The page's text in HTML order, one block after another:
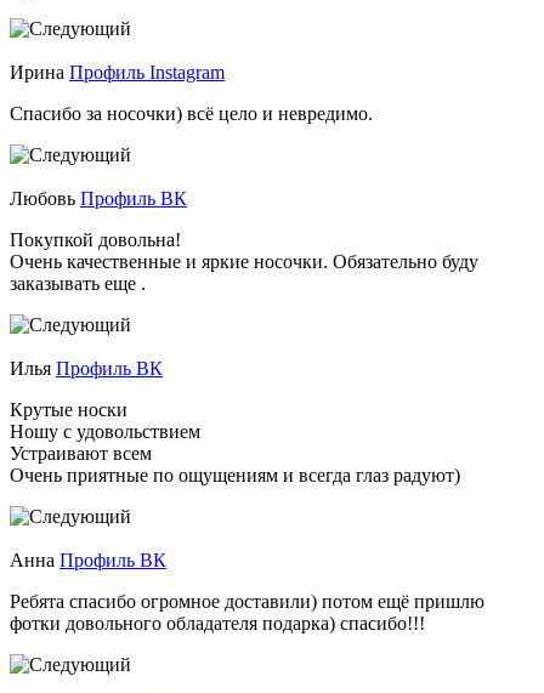
Ирина Профиль Instagram
Спасибо за носочки) всё цело и невредимо.
Любовь Профиль ВК
Покупкой довольна!
Очень качественные и яркие носочки. Обязательно буду
заказывать еще .
Илья Профиль ВК
Крутые носки
Ношу с удовольствием
Устраивают всем
Очень приятные по ощущениям и всегда глаз радуют)
Анна Профиль ВК
Ребята спасибо огромное доставили) потом ещё пришлю
фотки довольного обладателя подарка) спасибо!!!